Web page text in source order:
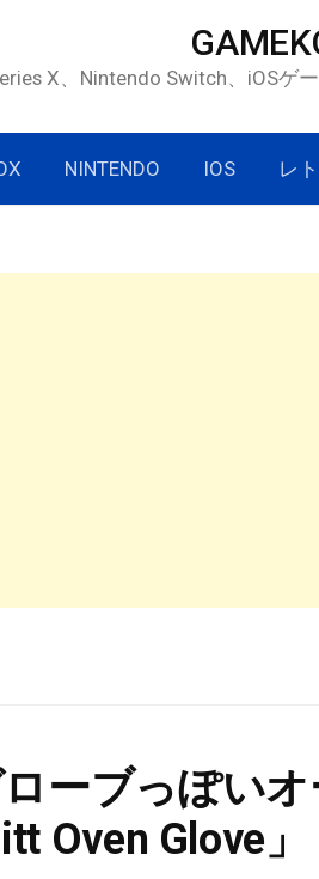
X、Nintendo Switch、iOSゲ
NINTENDO IOS レ
ーブっぽい
Oven Glove」